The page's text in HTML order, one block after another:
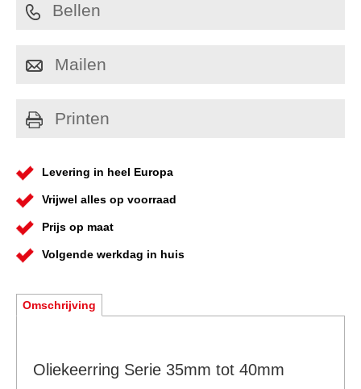
Bellen
Mailen
Printen
Levering in heel Europa
Vrijwel alles op voorraad
Prijs op maat
Volgende werkdag in huis
Omschrijving
Oliekeerring Serie 35mm tot 40mm